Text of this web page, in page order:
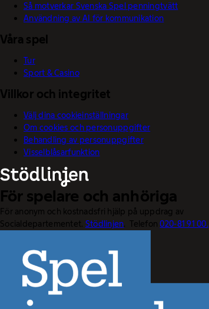
Så motverkar Svenska Spel penningtvätt
Användning av AI för kommunikation
Våra spel
Tur
Sport & Casino
Villkor och integritet
Välj dina cookieinställningar
Om cookies och personuppgifter
Behandling av personuppgifter
Visselblåsarfunktion
För spelare och anhöriga
För anonym och kostnadsfri hjälp på uppdrag av
Socialdepartementet. Stödlinjen. Telefon020-81 91 00.